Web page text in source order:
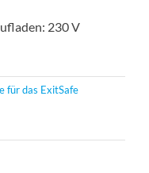
230 V
für das ExitSafe